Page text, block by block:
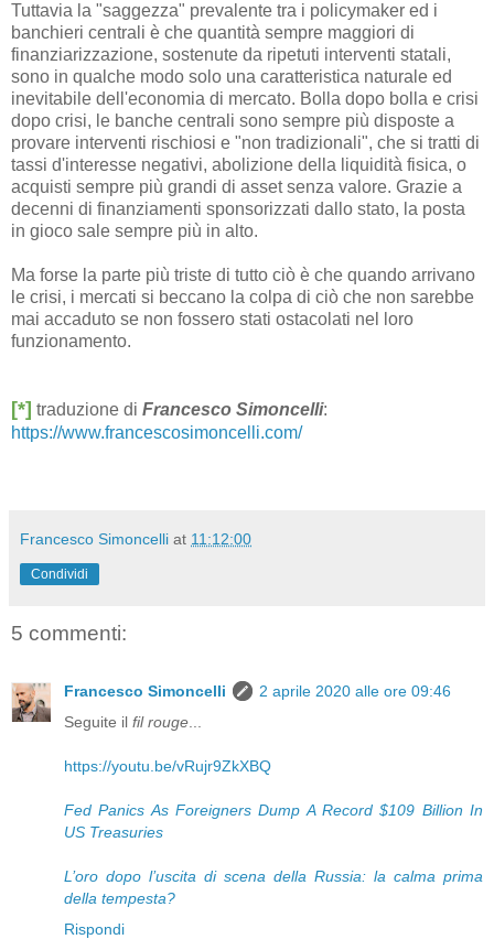
Tuttavia la "saggezza" prevalente tra i policymaker ed i
banchieri centrali è che quantità sempre maggiori di
finanziarizzazione, sostenute da ripetuti interventi statali,
sono in qualche modo solo una caratteristica naturale ed
inevitabile dell'economia di mercato. Bolla dopo bolla e crisi
dopo crisi, le banche centrali sono sempre più disposte a
provare interventi rischiosi e "non tradizionali", che si tratti di
tassi d'interesse negativi, abolizione della liquidità fisica, o
acquisti sempre più grandi di asset senza valore. Grazie a
decenni di finanziamenti sponsorizzati dallo stato, la posta
in gioco sale sempre più in alto.
Ma forse la parte più triste di tutto ciò è che quando arrivano
le crisi, i mercati si beccano la colpa di ciò che non sarebbe
mai accaduto se non fossero stati ostacolati nel loro
funzionamento.
[*] traduzione di Francesco Simoncelli:
https://www.francescosimoncelli.com/
Francesco Simoncelli at 11:12:00
Condividi
5 commenti:
Francesco Simoncelli
2 aprile 2020 alle ore 09:46
Seguite il fil rouge
https://youtu.be/vRujr9ZkXBQ
Fed Panics As Foreigners Dump A Record $109 Billion In
US Treasuries
L’oro dopo l’uscita di scena della Russia: la calma prima
della tempesta?
Rispondi